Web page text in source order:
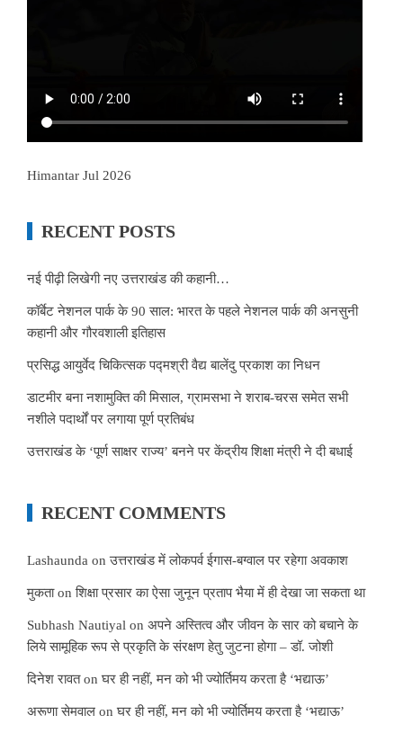
Himantar Jul 2026
RECENT POSTS
नई पीढ़ी लिखेगी नए उत्तराखंड की कहानी…
कॉर्बेट नेशनल पार्क के 90 साल: भारत के पहले नेशनल पार्क की अनसुनी
कहानी और गौरवशाली इतिहास
प्रसिद्ध आयुर्वेद चिकित्सक पद्मश्री वैद्य बालेंदु प्रकाश का निधन
डाटमीर बना नशामुक्ति की मिसाल, ग्रामसभा ने शराब-चरस समेत सभी
नशीले पदार्थों पर लगाया पूर्ण प्रतिबंध
उत्तराखंड के ‘पूर्ण साक्षर राज्य’ बनने पर केंद्रीय शिक्षा मंत्री ने दी बधाई
RECENT COMMENTS
Lashaunda onउत्तराखंड में लोकपर्व ईगास-बग्वाल पर रहेगा अवकाश
मुकताonशिक्षा प्रसार का ऐसा जुनून प्रताप भैया में ही देखा जा सकता था
Subhash Nautiyal on अपने अस्तित्व और जीवन के सार को बचाने के
लिये सामूहिक रूप से प्रकृति के संरक्षण हेतु जुटना होगा – डॉ. जोशी
दिनेश रावतonघर ही नहीं, मन को भी ज्योर्तिमय करता है ‘भद्याऊ’
अरूणा सेमवाल onघर ही नहीं, मन को भी ज्योर्तिमय करता है ‘भद्याऊ’